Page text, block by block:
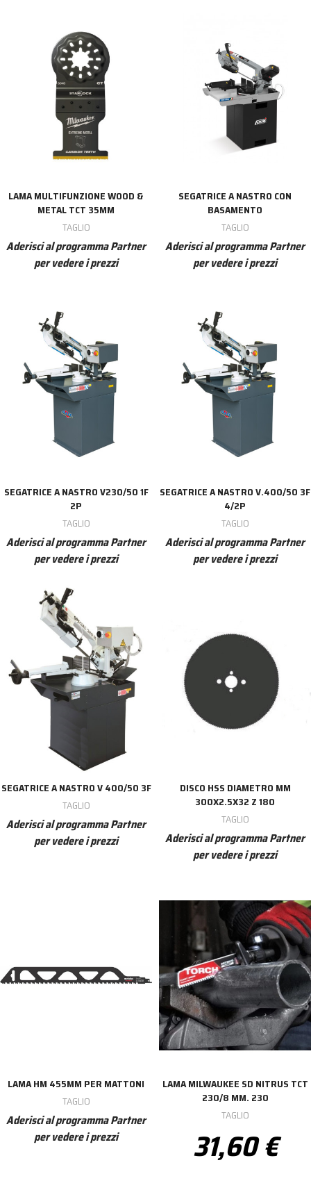
LAMA MULTIFUNZIONE WOOD &
METAL TCT 35MM
TAGLIO
Aderisci al programma Partner
per vedere i prezzi
SEGATRICE A NASTRO CON
BASAMENTO
TAGLIO
Aderisci al programma Partner
per vedere i prezzi
SEGATRICE A NASTRO V230/50 1F
2P
TAGLIO
Aderisci al programma Partner
per vedere i prezzi
SEGATRICE A NASTRO V.400/50 3F
4/2P
TAGLIO
Aderisci al programma Partner
per vedere i prezzi
SEGATRICE A NASTRO V 400/50 3F
TAGLIO
Aderisci al programma Partner
per vedere i prezzi
DISCO HSS DIAMETRO MM
300X2.5X32 Z 180
TAGLIO
Aderisci al programma Partner
per vedere i prezzi
LAMA HM 455MM PER MATTONI
TAGLIO
Aderisci al programma Partner
per vedere i prezzi
LAMA MILWAUKEE SD NITRUS TCT
230/8 MM. 230
TAGLIO
31,60 €